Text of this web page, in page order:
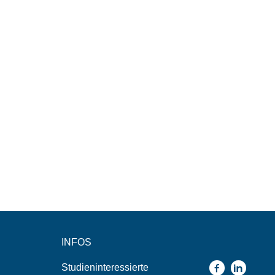
INFOS
Studieninteressierte